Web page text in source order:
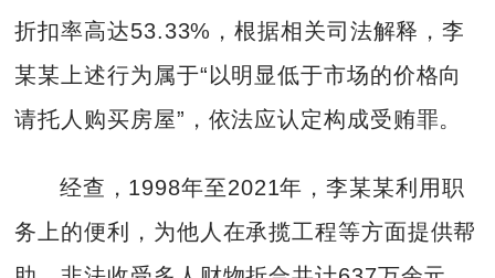
折扣率高达53.33%，根据相关司法解释，李
某某上述行为属于“以明显低于市场的价格向
请托人购买房屋”，依法应认定构成受贿罪。
经查，1998年至2021年，李某某利用职
务上的便利，为他人在承揽工程等方面提供帮